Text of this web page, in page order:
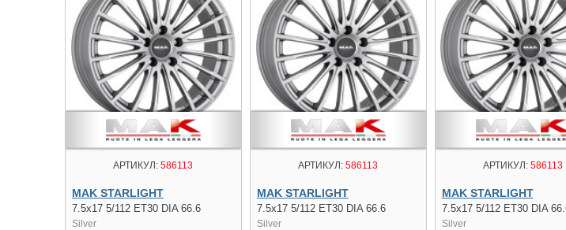
АРТИКУЛ: 586113
MAK STARLIGHT
7.5x17 5/112 ET30 DIA 66.6
Silver
АРТИКУЛ: 586113
MAK STARLIGHT
7.5x17 5/112 ET30 DIA 66.6
Silver
АРТИКУЛ:586113
MAK STARLIGHT
7.5x17 5/112 ET30 DIA
Silver